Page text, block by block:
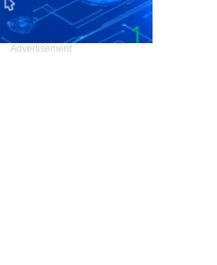
Advertisement